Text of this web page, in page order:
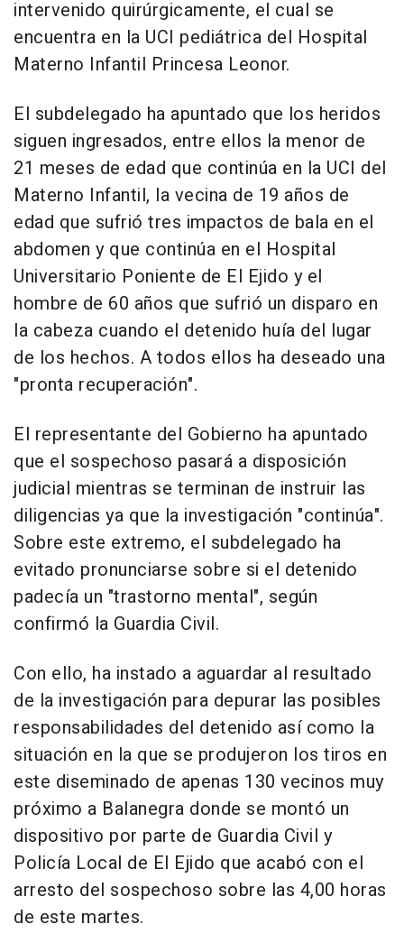
intervenido quirúrgicamente, el cual se
encuentra en la UCI pediátrica del Hospital
Materno Infantil Princesa Leonor.
El subdelegado ha apuntado que los heridos
siguen ingresados, entre ellos la menor de
21 meses de edad que continúa en la UCI del
Materno Infantil, la vecina de 19 años de
edad que sufrió tres impactos de bala en el
abdomen y que continúa en el Hospital
Universitario Poniente de El Ejido y el
hombre de 60 años que sufrió un disparo en
la cabeza cuando el detenido huía del lugar
de los hechos. A todos ellos ha deseado una
"pronta recuperación".
El representante del Gobierno ha apuntado
que el sospechoso pasará a disposición
judicial mientras se terminan de instruir las
diligencias ya que la investigación "continúa".
Sobre este extremo, el subdelegado ha
evitado pronunciarse sobre si el detenido
padecía un "trastorno mental", según
confirmó la Guardia Civil.
Con ello, ha instado a aguardar al resultado
de la investigación para depurar las posibles
responsabilidades del detenido así como la
situación en la que se produjeron los tiros en
este diseminado de apenas 130 vecinos muy
próximo a Balanegra donde se montó un
dispositivo por parte de Guardia Civil y
Policía Local de El Ejido que acabó con el
arresto del sospechoso sobre las 4,00 horas
de este martes.